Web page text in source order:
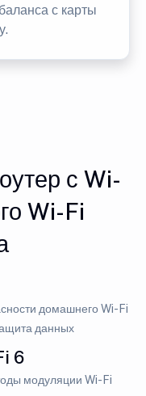
с карты
с Wi-
Wi-Fi
домашнего Wi-Fi
данных
6
модуляции Wi-Fi